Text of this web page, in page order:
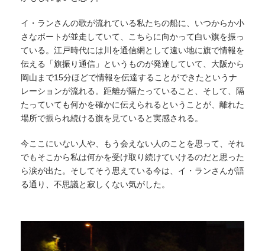
イ・ランさんの歌が流れている私たちの船に、いつからか小
さなボートが並走していて、こちらに向かって白い旗を振っ
ている。江戸時代には川を通信網として遠い地に旗で情報を
伝える「旗振り通信」というものが発達していて、大阪から
岡山まで15分ほどで情報を伝達することができたというナ
レーションが流れる。距離が隔たっていること、そして、隔
たっていても何かを確かに伝えられるということが、離れた
場所で振られ続ける旗を見ていると実感される。
今ここにいない人や、もう会えない人のことを思って、それ
でもそこから私は何かを受け取り続けていけるのだと思った
ら涙が出た。そしてそう思えている今は、イ・ランさんが語
る通り、不思議と寂しくない気がした。